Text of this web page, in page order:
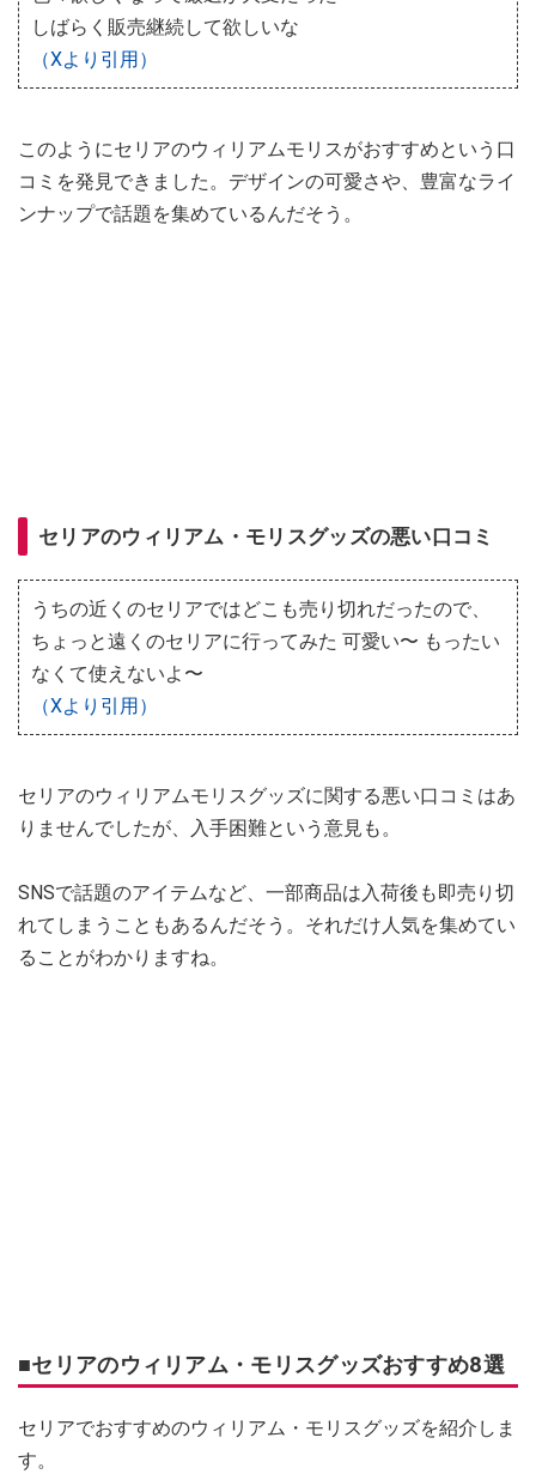
しばらく販売継続して欲しいな
（Xより引用）
このようにセリアのウィリアムモリスがおすすめという口
コミを発見できました。デザインの可愛さや、豊富なライ
ンナップで話題を集めているんだそう。
セリアのウィリアム・モリスグッズの悪い口コミ
うちの近くのセリアではどこも売り切れだったので、
ちょっと遠くのセリアに行ってみた 可愛い〜 もったい
なくて使えないよ〜
（Xより引用）
セリアのウィリアムモリスグッズに関する悪い口コミはあ
りませんでしたが、入手困難という意見も。
SNSで話題のアイテムなど、一部商品は入荷後も即売り切
れてしまうこともあるんだそう。それだけ人気を集めてい
ることがわかりますね。
■セリアのウィリアム・モリスグッズおすすめ8選
セリアでおすすめのウィリアム・モリスグッズを紹介しま
す。